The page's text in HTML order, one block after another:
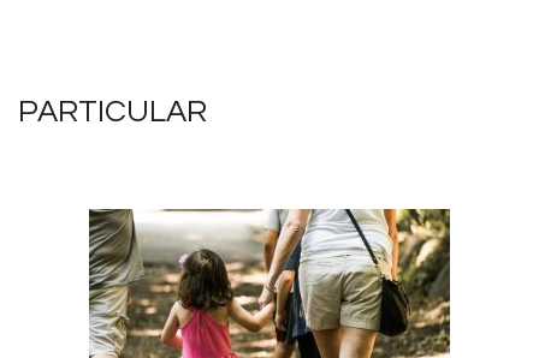
PARTICULAR